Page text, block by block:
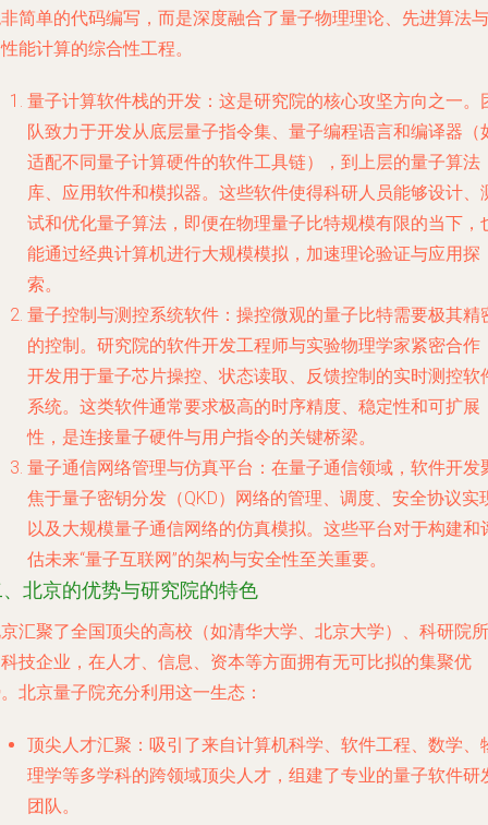
简单的代码编写，而是深度融合了量子物理理论、先进算法与
能计算的综合性工程。
量子计算软件栈的开发 ：这是研究院的核心攻坚方向之一。
队致力于开发从底层量子指令集、量子编程语言和编译器（
适配不同量子计算硬件的软件工具链），到上层的量子算法
库、应用软件和模拟器。这些软件使得科研人员能够设计、
试和优化量子算法，即便在物理量子比特规模有限的当下，
能通过经典计算机进行大规模模拟，加速理论验证与应用探
索。
量子控制与测控系统软件 ：操控微观的量子比特需要极其精
的控制。研究院的软件开发工程师与实验物理学家紧密合作
开发用于量子芯片操控、状态读取、反馈控制的实时测控软
系统。这类软件通常要求极高的时序精度、稳定性和可扩展
性，是连接量子硬件与用户指令的关键桥梁。
量子通信网络管理与仿真平台 ：在量子通信领域，软件开发
焦于量子密钥分发（QKD）网络的管理、调度、安全协议实
以及大规模量子通信网络的仿真模拟。这些平台对于构建和
估未来“量子互联网”的架构与安全性至关重要。
北京的优势与研究院的特色
汇聚了全国顶尖的高校（如清华大学、北京大学）、科研院所
技企业，在人才、信息、资本等方面拥有无可比拟的集聚优
北京量子院充分利用这一生态：
顶尖人才汇聚 ：吸引了来自计算机科学、软件工程、数学、
理学等多学科的跨领域顶尖人才，组建了专业的量子软件研
团队。